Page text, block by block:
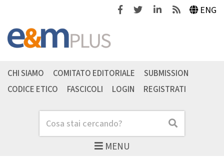
FacebookTwitterLinkedinFeeds ENG
MENU
Cerca Cerca
CHI SIAMO COMITATO EDITORIALE
SUBMISSION
CODICE ETICO
FASCICOLI LOGIN REGISTRATI